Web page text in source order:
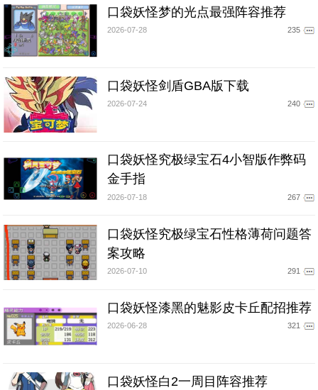
口袋妖怪梦的光点最强阵容推荐
2026-07-28 235
口袋妖怪剑盾GBA版下载
2026-07-24 240
口袋妖怪究极绿宝石4小智版作弊码
金手指
2026-07-18 267
口袋妖怪究极绿宝石性格薄荷问题答
案攻略
2026-07-10 291
口袋妖怪漆黑的魅影皮卡丘配招推荐
2026-06-28 321
口袋妖怪白2一周目阵容推荐